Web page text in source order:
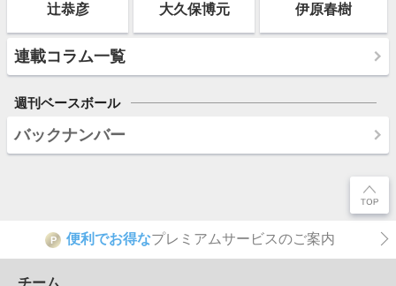
辻恭彦 大久保博元 伊原春樹
連載コラム一覧
週刊ベースボール
バックナンバー
P 便利でお得なプレミアムサービスのご案内
チーム